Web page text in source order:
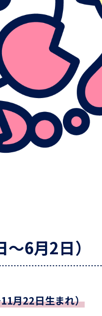
6月2日）
月22日生まれ）